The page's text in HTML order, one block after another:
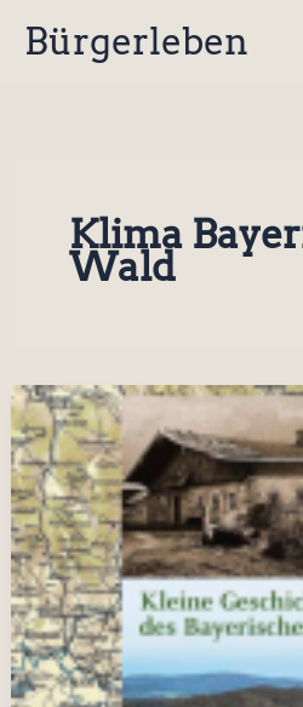
InhaltBürgerleben
Klima
Wald